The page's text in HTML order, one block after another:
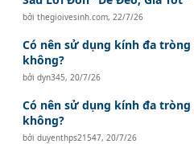
bởithegioivesinh.com, 22/7/26
Có nên sử dụng kính đa tròng
không?
bởidyn345, 20/7/26
Có nên sử dụng kính đa tròng
không?
bởiduyenthps21547, 20/7/26